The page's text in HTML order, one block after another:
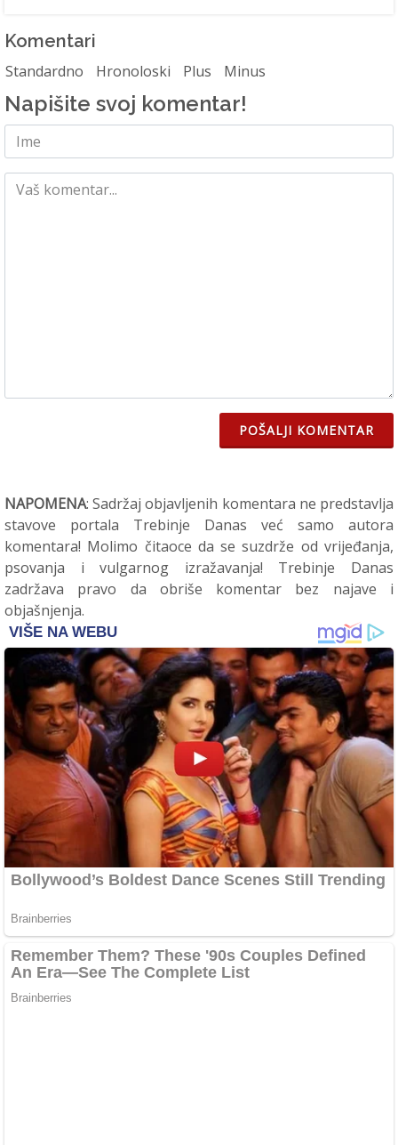
Komentari
Standardno Hronoloski Plus Minus
Napišite svoj komentar!
POŠALJI KOMENTAR
NAPOMENA: Sadržaj objavljenih komentara ne predstavlja
stavove portala Trebinje Danas već samo autora
komentara! Molimo čitaoce da se suzdrže od vrijeđanja,
psovanja i vulgarnog izražavanja! Trebinje Danas
zadržava pravo da obriše komentar bez najave i
objašnjenja.